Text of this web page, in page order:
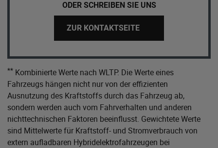
ODER SCHREIBEN SIE UNS
ZUR KONTAKTSEITE
** Kombinierte Werte nach WLTP. Die Werte eines
Fahrzeugs hängen nicht nur von der effizienten
Ausnutzung des Kraftstoffs durch das Fahrzeug ab,
sondern werden auch vom Fahrverhalten und anderen
nichttechnischen Faktoren beeinflusst. Gewichtete Werte
sind Mittelwerte für Kraftstoff- und Stromverbrauch von
extern aufladbaren Hybridelektrofahrzeugen bei